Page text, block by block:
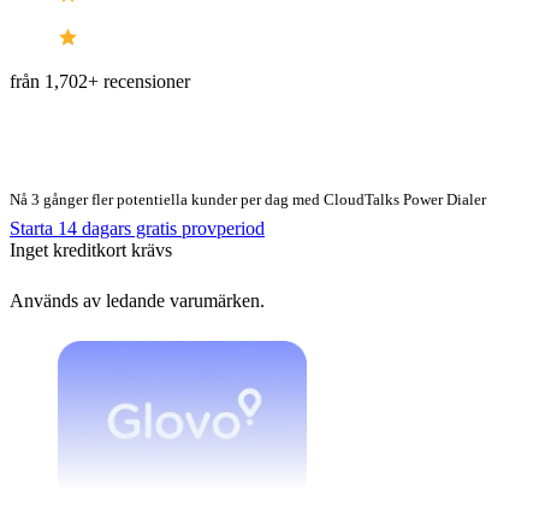
från 1,702+ recensioner
Nå 3 gånger fler potentiella kunder per dag med CloudTalks Power Dialer
Starta 14 dagars gratis provperiod
Inget kreditkort krävs
Används av ledande varumärken.